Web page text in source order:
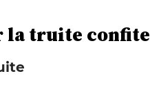
latruite confite